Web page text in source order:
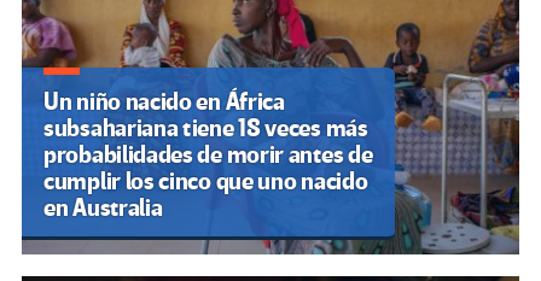
Un niño nacido en África
subsahariana tiene 18 veces más
probabilidades de morir antes de
cumplir los cinco que uno nacido
en Australia